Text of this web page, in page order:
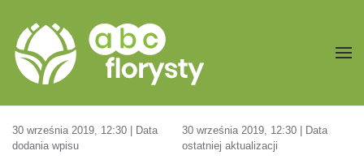
Przejdź do treści głównej
30 września 2019, 12:30 | Data
dodania wpisu
30 września 2019, 12:30 | Data
ostatniej aktualizacji